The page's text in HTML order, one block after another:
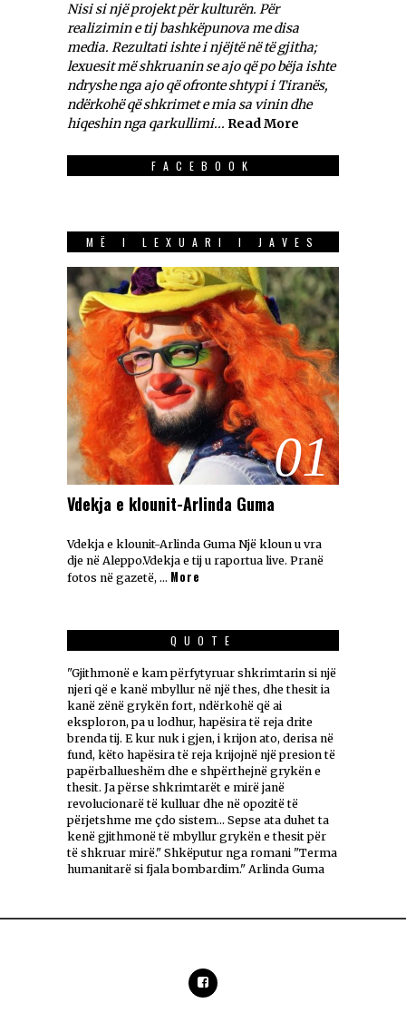
Nisi si një projekt për kulturën. Për
realizimin e tij bashkëpunova me disa
media. Rezultati ishte i njëjtë në të gjitha;
lexuesit më shkruanin se ajo që po bëja ishte
ndryshe nga ajo që ofronte shtypi i Tiranës,
ndërkohë që shkrimet e mia sa vinin dhe
hiqeshin nga qarkullimi... Read More
FACEBOOK
MË I LEXUARI I JAVES
01
Vdekja e klounit-Arlinda Guma
Vdekja e klounit-Arlinda Guma Një kloun u vra
dje në Aleppo.Vdekja e tij u raportua live. Pranë
fotos në gazetë, … More
QUOTE
"Gjithmonë e kam përfytyruar shkrimtarin si një
njeri që e kanë mbyllur në një thes, dhe thesit ia
kanë zënë grykën fort, ndërkohë që ai
eksploron, pa u lodhur, hapësira të reja drite
brenda tij. E kur nuk i gjen, i krijon ato, derisa në
fund, këto hapësira të reja krijojnë një presion të
papërballueshëm dhe e shpërthejnë grykën e
thesit. Ja përse shkrimtarët e mirë janë
revolucionarë të kulluar dhe në opozitë të
përjetshme me çdo sistem... Sepse ata duhet ta
kenë gjithmonë të mbyllur grykën e thesit për
të shkruar mirë." Shkëputur nga romani "Terma
humanitarë si fjala bombardim." Arlinda Guma